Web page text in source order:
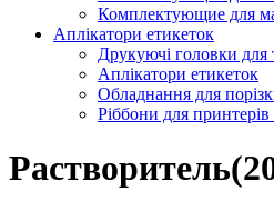
Комплектующие для
Аплікатори етикеток
Друкуючі головки для
Аплікатори етикеток
Обладнання для
Ріббони для